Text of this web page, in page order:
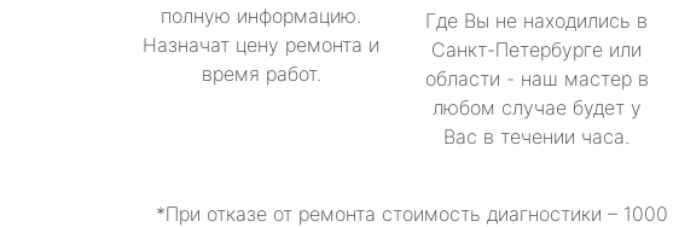
полную информацию.
Назначат цену ремонта и
время работ.
Где Вы не находились в
Санкт-Петербурге или
области - наш мастер в
любом случае будет у
Вас в течении часа.
*При отказе от ремонта стоимость диагностики – 1000